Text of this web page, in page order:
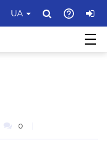
UA
0